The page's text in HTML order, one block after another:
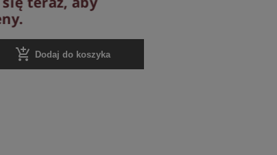
add_shopping_cart Dodaj do koszyka